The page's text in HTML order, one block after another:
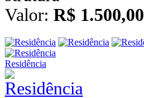
Valor: R$ 1.500,00
Residência